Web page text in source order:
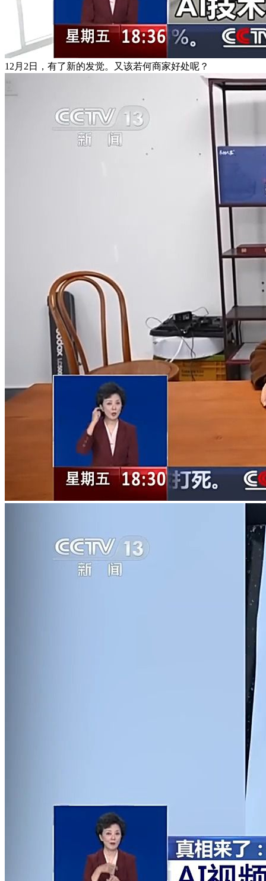
12月2日，有了新的发觉。又该若何商家好处呢？